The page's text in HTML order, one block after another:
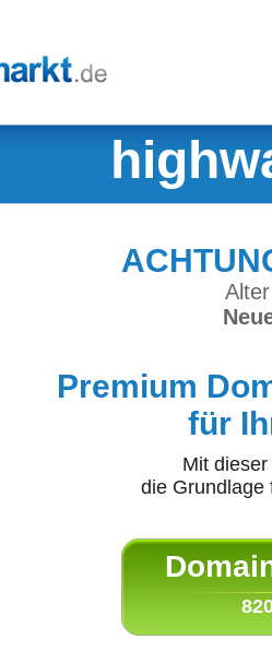
Premium
für
Mit
die